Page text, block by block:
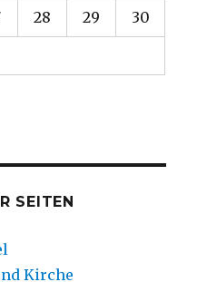
28 29 30
SEITEN
Kirche